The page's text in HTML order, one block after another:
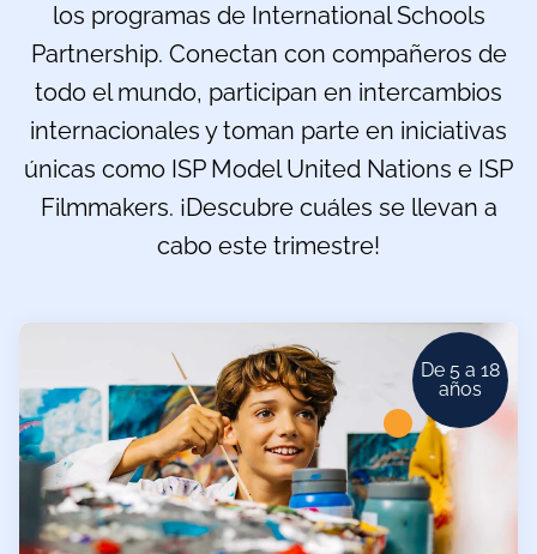
los programas de International Schools
Partnership. Conectan con compañeros de
todo el mundo, participan en intercambios
internacionales y toman parte en iniciativas
únicas como ISP Model United Nations e ISP
Filmmakers. ¡Descubre cuáles se llevan a
cabo este trimestre!
De 5 a 18
años